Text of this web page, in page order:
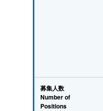
募集人数
Number of
Positions